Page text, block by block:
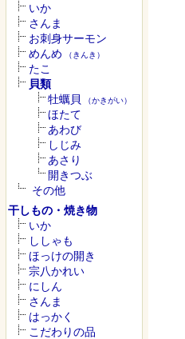
いか
さんま
お刺身サーモン
めんめ （きんき）
たこ
貝類
牡蠣貝
（かきがい）
ほたて
あわび
しじみ
あさり
開きつぶ
その他
干しもの・焼き物
いか
ししゃも
ほっけの開き
宗八かれい
にしん
さんま
はっかく
こだわりの品